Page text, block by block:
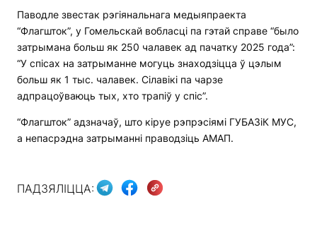
Паводле звестак рэгіянальнага медыяпраекта
“Флагшток”, у Гомельскай вобласці па гэтай справе “было
затрымана больш як 250 чалавек ад пачатку 2025 года”:
“У спісах на затрыманне могуць знаходзіцца ў цэлым
больш як 1 тыс. чалавек. Сілавікі па чарзе
адпрацоўваюць тых, хто трапіў у спіс”.
“Флагшток” адзначаў, што кіруе рэпрэсіямі ГУБАЗіК МУС,
а непасрэдна затрыманні праводзіць АМАП.
ПАДЗЯЛІЦЦА: